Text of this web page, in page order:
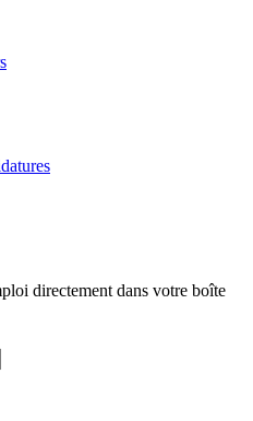
directement dans votre boîte